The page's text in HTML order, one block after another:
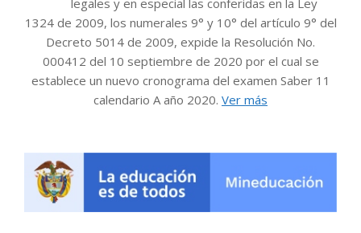
1324 de 2009, los numerales 9° y 10° del artículo 9° del
Decreto 5014 de 2009, expide la Resolución No.
000412 del 10 septiembre de 2020 por el cual se
establece un nuevo cronograma del examen Saber 11
calendario A año 2020. Ver más